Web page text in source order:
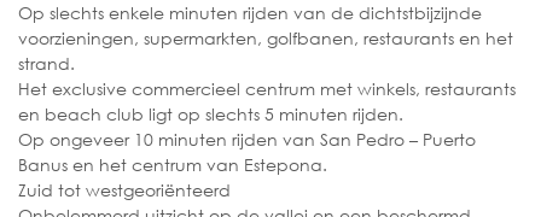
Op slechts enkele minuten rijden van de dichtstbijzijnde
voorzieningen, supermarkten, golfbanen, restaurants en het
strand.
Het exclusive commercieel centrum met winkels, restaurants
en beach club ligt op slechts 5 minuten rijden.
Op ongeveer 10 minuten rijden van San Pedro – Puerto
Banus en het centrum van Estepona.
Zuid tot westgeoriënteerd